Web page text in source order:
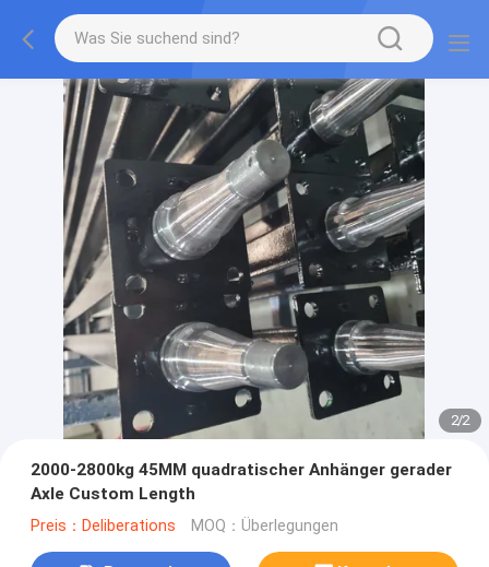
2/2
2000-2800kg 45MM quadratischer Anhänger gerader
Axle Custom Length
Preis：Deliberations MOQ：Überlegungen